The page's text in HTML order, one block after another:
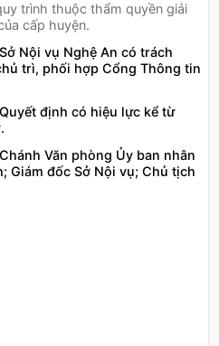
trình thuộc thẩm quyền giải
cấp huyện.
Nội vụ Nghệ An có trách
trì, phối hợp Cổng Thông tin
định có hiệu lực kể từ
Văn phòng Ủy ban nhân
Giám đốc Sở Nội vụ; Chủ tịch